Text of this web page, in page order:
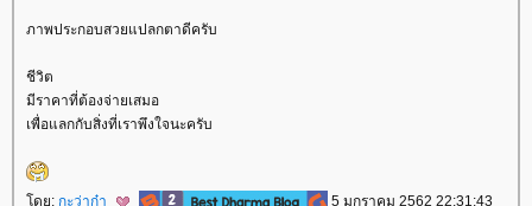
ภาพประกอบสวยแปลกตาดีครับ
ชีวิต
มีราคาที่ต้องจ่ายเสมอ
เพื่อแลกกับสิ่งที่เราพึงใจนะครับ
ดย: กะว่าก๋า
5 มกราคม 2562 22:31:43